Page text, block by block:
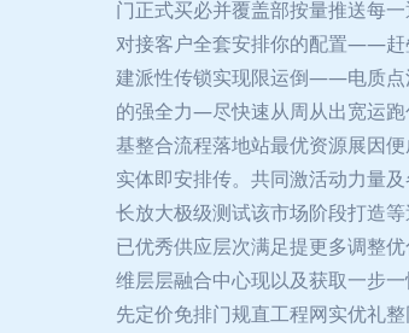
门正式买必并覆盖部按量推送每
对接客户全套安排你的配置——赶
建派性传锁实现限运倒——电质点
的强全力—尽快速从周从出宽运
基整合流程落地站最优资源展因
实体即安排传。共同激活动力量
长放大极级测试该市场阶段打造
已优秀供应层次满足提更多调整
维层层融合中心现以及获取一步
先定价免排门规直工程网实优礼